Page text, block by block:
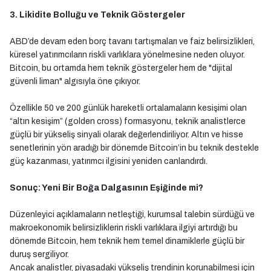
3. Likidite Bolluğu ve Teknik Göstergeler
ABD’de devam eden borç tavanı tartışmaları ve faiz belirsizlikleri,
küresel yatırımcıların riskli varlıklara yönelmesine neden oluyor.
Bitcoin, bu ortamda hem teknik göstergeler hem de "dijital
güvenli liman" algısıyla öne çıkıyor.
Özellikle 50 ve 200 günlük hareketli ortalamaların kesişimi olan
“altın kesişim” (golden cross) formasyonu, teknik analistlerce
güçlü bir yükseliş sinyali olarak değerlendiriliyor. Altın ve hisse
senetlerinin yön aradığı bir dönemde Bitcoin’in bu teknik destekle
güç kazanması, yatırımcı ilgisini yeniden canlandırdı.
Sonuç: Yeni Bir Boğa Dalgasının Eşiğinde mi?
Düzenleyici açıklamaların netleştiği, kurumsal talebin sürdüğü ve
makroekonomik belirsizliklerin riskli varlıklara ilgiyi artırdığı bu
dönemde Bitcoin, hem teknik hem temel dinamiklerle güçlü bir
duruş sergiliyor.
Ancak analistler, piyasadaki yükseliş trendinin korunabilmesi için